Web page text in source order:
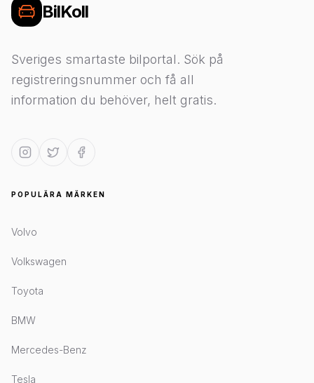
BilKoll
Sveriges smartaste bilportal. Sök på
registreringsnummer och få all
information du behöver, helt gratis.
POPULÄRA MÄRKEN
Volvo
Volkswagen
Toyota
BMW
Mercedes-Benz
Tesla